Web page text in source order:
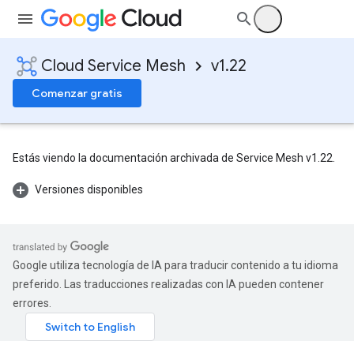
Cloud Service Mesh v1.22
Comenzar gratis
Estás viendo la documentación archivada de Service Mesh v1.22.
Versiones disponibles
Google utiliza tecnología de IA para traducir contenido a tu idioma
preferido. Las traducciones realizadas con IA pueden contener
errores.